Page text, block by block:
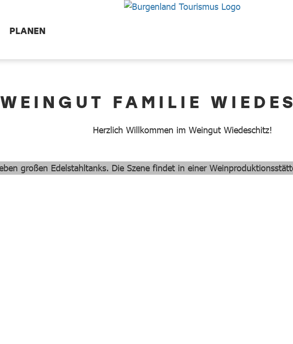
PLANEN
WEINGUT FAMILIE
Herzlich Willkommen im Weingut Wiedeschitz!